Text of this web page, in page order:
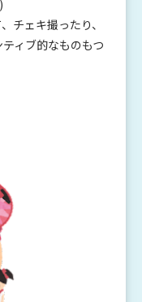
チェキ撮ったり、
ィブ的なものもつ